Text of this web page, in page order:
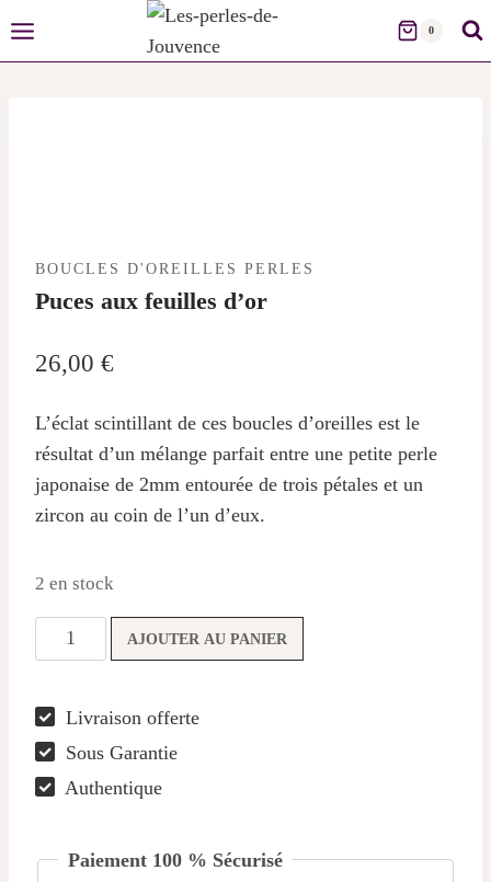
to
0
BOUCLES D'OREILLES PERLES
Puces aux feuilles d’or
26,00 €
L’éclat scintillant de ces boucles d’oreilles est le
résultat d’un mélange parfait entre une petite perle
japonaise de 2mm entourée de trois pétales et un
zircon au coin de l’un d’eux.
2 en stock
quantité
de
aux
feuilles
d’or
AJOUTER AU PANIER
Livraison offerte
Sous Garantie
Authentique
Paiement 100 % Sécurisé